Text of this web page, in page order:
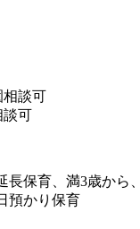
談可
長保育、満3歳から
預かり保育